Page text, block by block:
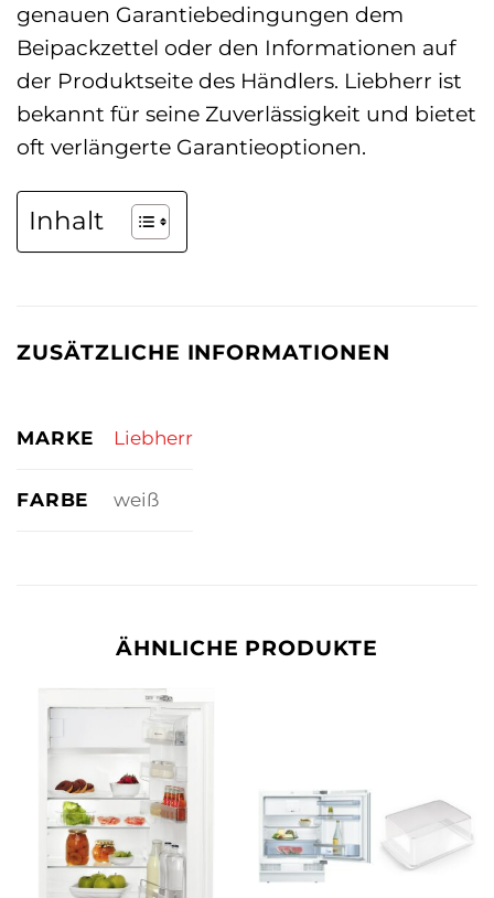
genauen Garantiebedingungen dem
Beipackzettel oder den Informationen auf
der Produktseite des Händlers. Liebherr ist
bekannt für seine Zuverlässigkeit und bietet
oft verlängerte Garantieoptionen.
Inhalt
ZUSÄTZLICHE INFORMATIONEN
MARKE Liebherr
FARBE weiß
ÄHNLICHE PRODUKTE